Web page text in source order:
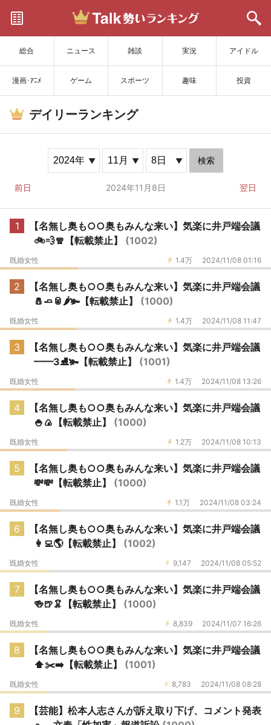
総合 ニュース 雑談 実況 アイドル
漫画･ｱﾆﾒ ゲーム スポーツ 趣味 投資
サイトを更新
デイリーランキング
検索
前日 2024年11月8日 翌日
1
【名無し奥も○○奥もみんな来い】気楽に井戸端会議
🚲💨🧣【転載禁止】 (1002)
1.4万 2024/11/08 01:16
既婚女性
2
【名無し奥も○○奥もみんな来い】気楽に井戸端会議
🧂🧈🥫🌶️🫚【転載禁止】 (1000)
1.4万 2024/11/08 11:47
既婚女性
3
【名無し奥も○○奥もみんな来い】気楽に井戸端会議
━━3⛸️🫚【転載禁止】 (1001)
1.4万 2024/11/08 13:26
既婚女性
4
【名無し奥も○○奥もみんな来い】気楽に井戸端会議
🍚🍙【転載禁止】 (1000)
1.2万 2024/11/08 10:13
既婚女性
5
【名無し奥も○○奥もみんな来い】気楽に井戸端会議
💸💸【転載禁止】 (1000)
1.1万 2024/11/08 03:24
既婚女性
6
【名無し奥も○○奥もみんな来い】気楽に井戸端会議
👩‍💻🌎【転載禁止】 (1002)
9,147 2024/11/08 05:52
既婚女性
7
【名無し奥も○○奥もみんな来い】気楽に井戸端会議
🍻🍺🦑【転載禁止】 (1000)
8,839 2024/11/07 16:26
既婚女性
8
【名無し奥も○○奥もみんな来い】気楽に井戸端会議
⬆️✂️➡️【転載禁止】 (1001)
8,783 2024/11/08 08:28
既婚女性
9
【芸能】松本人志さんが訴え取り下げ、コメント発表